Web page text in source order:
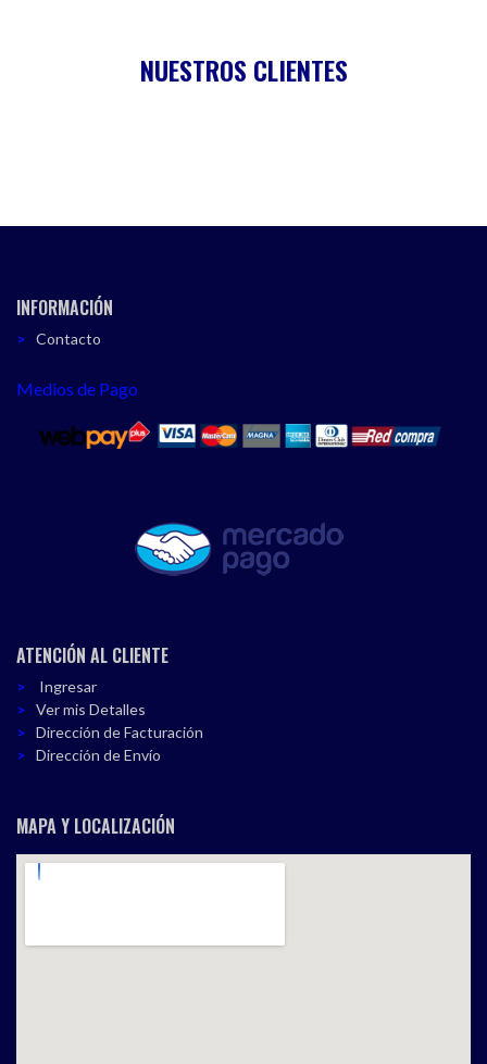
NUESTROS CLIENTES
INFORMACIÓN
Contacto
Medios de Pago
ATENCIÓN AL CLIENTE
Ingresar
Ver mis Detalles
Dirección de Facturación
Dirección de Envío
MAPA Y LOCALIZACIÓN